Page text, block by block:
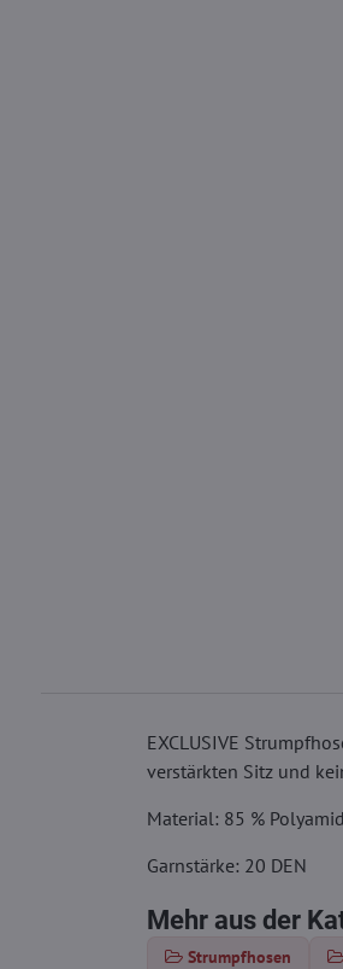
EXCLUSIVE
verstärkten Sitz und
Material: 85 %
Garnstärke: 20 DEN
Mehr aus der
Strumpfhosen